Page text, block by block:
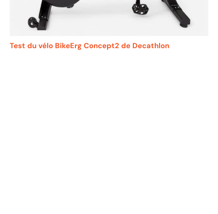
Test du vélo BikeErg Concept2 de Decathlon